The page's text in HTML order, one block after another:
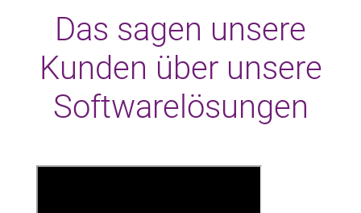
Das sagen unsere
Kunden über unsere
Softwarelösungen